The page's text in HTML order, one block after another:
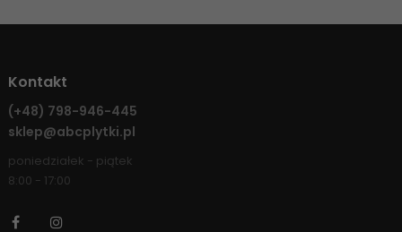
Kontakt
(+48) 798-946-445
sklep@abcplytki.pl
poniedziałek - piątek
8:00 - 17:00
Facebook